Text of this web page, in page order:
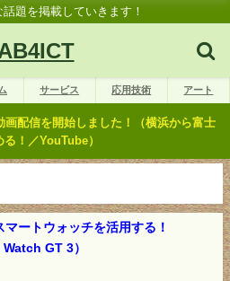
話題を掲載していきます！
サービス 応用技術 アート
画配信を開始しました！（横浜から富士
る！／YouTube）
マートウォッチを活用する！
Watch GT 3）